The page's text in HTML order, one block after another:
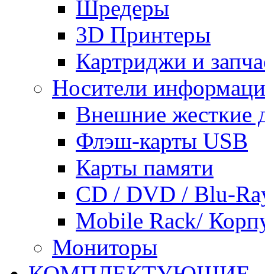
Шредеры
3D Принтеры
Картриджи и
Носители
Внешние жесткие
Флэш-карты USB
Карты памяти
CD / DVD / Blu-
Mobile Rack/
Мониторы